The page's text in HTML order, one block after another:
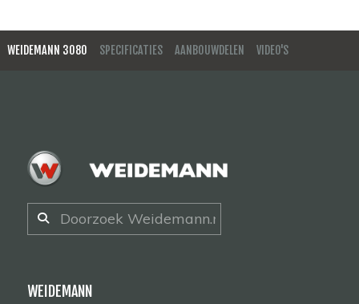
WEIDEMANN 3080 SPECIFICATIES AANBOUWDELEN VIDEO'S
WEIDEMANN